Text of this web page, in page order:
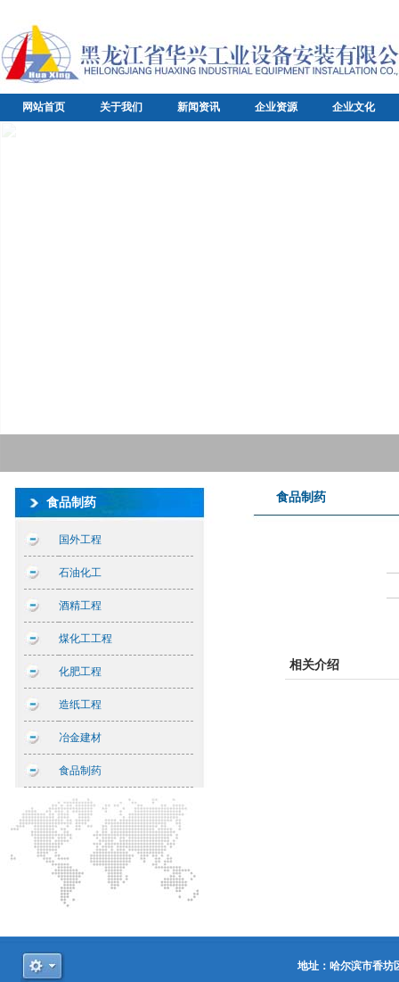
网站首页 关于我们 新闻资讯 企业资源 企业文化
食品制药
国外工程
石油化工
酒精工程
煤化工工程
化肥工程
造纸工程
冶金建材
食品制药
食品制药
相关介绍
地址：哈尔滨市香